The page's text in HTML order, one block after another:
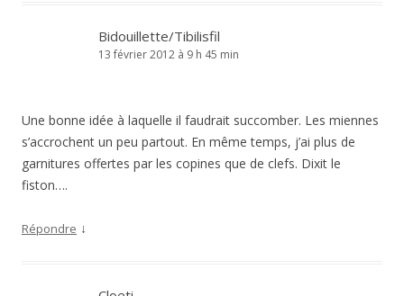
Bidouillette/Tibilisfil
13 février 2012 à 9 h 45 min
Une bonne idée à laquelle il faudrait succomber. Les miennes
s’accrochent un peu partout. En même temps, j’ai plus de
garnitures offertes par les copines que de clefs. Dixit le
fiston….
Répondre ↓